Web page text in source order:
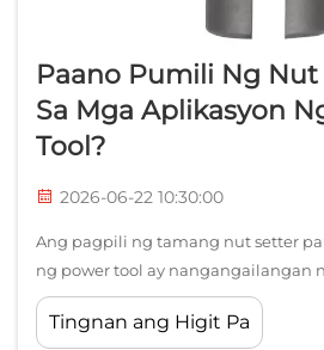
Paano Pumili Ng Nut
Sa Mga Aplikasyon
Tool?
2026-06-22 10:30:00
Ang pagpili ng tamang nut setter
ng power tool ay nangangailangan
paano maiintegrate ang mga
para sa fastener na ito sa iyong
Tingnan ang Higit Pa